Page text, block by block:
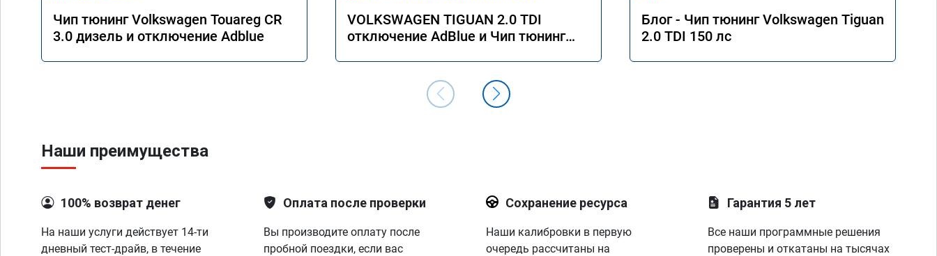
Чип тюнинг Volkswagen Touareg CR
3.0 дизель и отключение Adblue
VOLKSWAGEN TIGUAN 2.0 TDI
отключение AdBlue и Чип тюнинг
Блог - Чип тюнинг Volkswagen Tiguan
2.0 TDI 150 лс
Наши преимущества
100% возврат денег
На наши услуги действует 14-ти
дневный тест-драйв, в течение
Оплата после проверки
Вы производите оплату после
пробной поездки, если вас
Сохранение ресурса
Наши калибровки в первую
очередь рассчитаны на
Гарантия 5 лет
Все наши программные решения
проверены и откатаны на тысячах